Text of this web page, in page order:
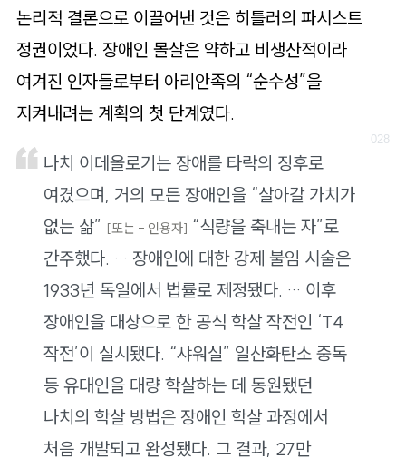
논리적 결론으로 이끌어낸 것은 히틀러의 파시스트
정권이었다. 장애인 몰살은 약하고 비생산적이라
여겨진 인자들로부터 아리안족의 “순수성”을
지켜내려는 계획의 첫 단계였다.
나치 이데올로기는 장애를 타락의 징후로
여겼으며, 거의 모든 장애인을 “살아갈 가치가
없는 삶” [또는 - 인용자] “식량을 축내는 자”로
간주했다. … 장애인에 대한 강제 불임 시술은
1933년 독일에서 법률로 제정됐다. … 이후
장애인을 대상으로 한 공식 학살 작전인 ‘T4
작전’이 실시됐다. “샤워실” 일산화탄소 중독
등 유대인을 대량 학살하는 데 동원됐던
나치의 학살 방법은 장애인 학살 과정에서
처음 개발되고 완성됐다. 그 결과, 27만